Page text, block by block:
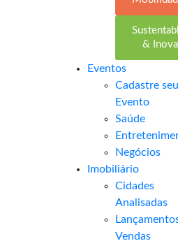
&
Eventos
Cadastre seu
Evento
Saúde
Negócios
Imobiliário
Cidades
Analisadas
Vendas